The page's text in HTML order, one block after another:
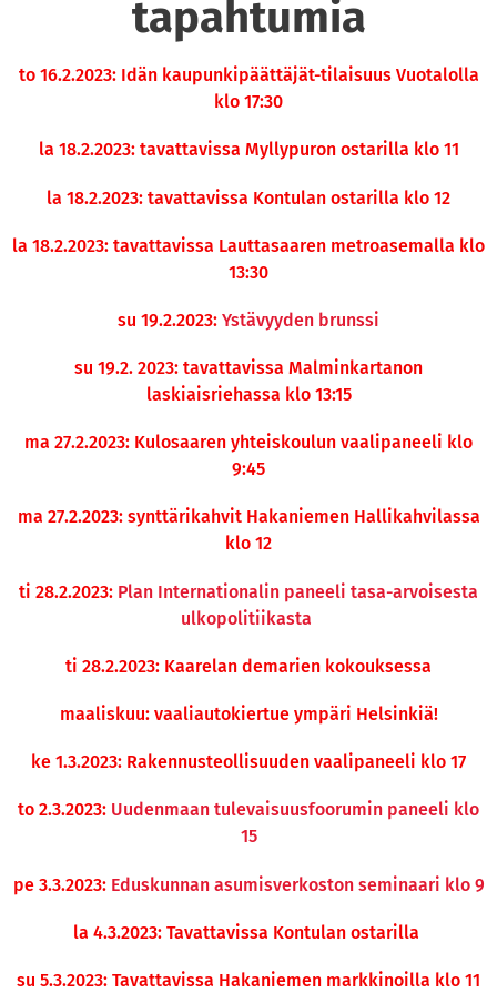
tapahtumia
to 16.2.2023: Idän kaupunkipäättäjät-tilaisuus Vuotalolla
klo 17:30
la 18.2.2023: tavattavissa Myllypuron ostarilla klo 11
la 18.2.2023: tavattavissa Kontulan ostarilla klo 12
la 18.2.2023: tavattavissa Lauttasaaren metroasemalla klo
13:30
su 19.2.2023: Ystävyyden brunssi
su 19.2. 2023: tavattavissa Malminkartanon
laskiaisriehassa klo 13:15
ma 27.2.2023: Kulosaaren yhteiskoulun vaalipaneeli klo
9:45
ma 27.2.2023: synttärikahvit Hakaniemen Hallikahvilassa
klo 12
ti 28.2.2023: Plan Internationalin paneeli tasa-arvoisesta
ulkopolitiikasta
ti 28.2.2023: Kaarelan demarien kokouksessa
maaliskuu: vaaliautokiertue ympäri Helsinkiä!
ke 1.3.2023: Rakennusteollisuuden vaalipaneeli klo 17
to 2.3.2023: Uudenmaan tulevaisuusfoorumin paneeli klo
15
pe 3.3.2023: Eduskunnan asumisverkoston seminaari klo 9
la 4.3.2023: Tavattavissa Kontulan ostarilla
su 5.3.2023: Tavattavissa Hakaniemen markkinoilla klo 11